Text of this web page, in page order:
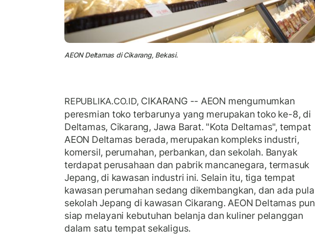
AEON Deltamas di Cikarang, Bekasi.
REPUBLIKA.CO.ID, CIKARANG -- AEON mengumumkan
peresmian toko terbarunya yang merupakan toko ke-8, di
Deltamas, Cikarang, Jawa Barat. "Kota Deltamas", tempat
AEON Deltamas berada, merupakan kompleks industri,
komersil, perumahan, perbankan, dan sekolah. Banyak
terdapat perusahaan dan pabrik mancanegara, termasuk
Jepang, di kawasan industri ini. Selain itu, tiga tempat
kawasan perumahan sedang dikembangkan, dan ada pula
sekolah Jepang di kawasan Cikarang. AEON Deltamas pun
siap melayani kebutuhan belanja dan kuliner pelanggan
dalam satu tempat sekaligus.